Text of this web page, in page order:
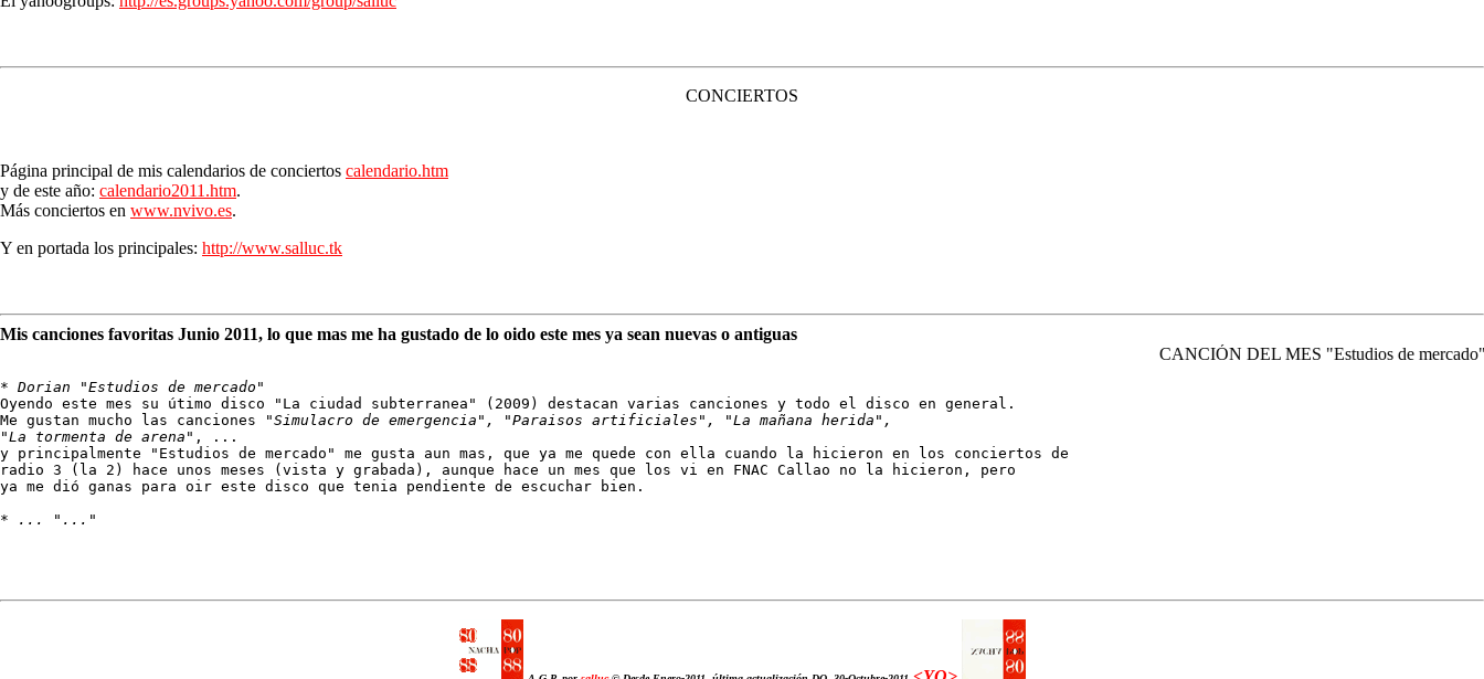
CONCIERTOS
Página principal de mis calendarios de conciertos calendario.htm
y de este año: calendario2011.htm.
Más conciertos en www.nvivo.es.
Y en portada los principales: http://www.salluc.tk
Mis canciones favoritas Junio 2011, lo que mas me ha gustado de lo oido este mes ya sean nuevas o antiguas
CANCIÓN DEL MES "Estudios de mercado"
* Dorian "Estudios de mercado"
Oyendo este mes su útimo disco "La ciudad subterranea" (2009) destacan varias canciones y todo el disco en general.
Me gustan mucho las canciones
"Simulacro de emergencia", "Paraisos artificiales", "La mañana herida",
"La tormenta de arena" , ...
y principalmente "Estudios de mercado" me gusta aun mas, que ya me quede con ella cuando la hicieron en los conciertos de
radio 3 (la 2) hace unos meses (vista y grabada), aunque hace un mes que los vi en FNAC Callao no la hicieron, pero
ya me dió ganas para oir este disco que tenia pendiente de escuchar bien.
*
... "..."